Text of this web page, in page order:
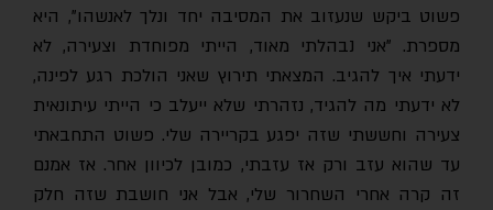
פשוט ביקש שנעזוב את המסיבה יחד ונלך לאנשהו", היא
מספרת. "אני נבהלתי מאוד, הייתי מפוחדת וצעירה, לא
ידעתי איך להגיב. המצאתי תירוץ שאני הולכת רגע לפינה,
לא ידעתי מה להגיד, נזהרתי שלא ייעלב כי הייתי עיתונאית
צעירה וחששתי שזה יפגע בקריירה שלי. פשוט התחבאתי
עד שהוא עזב ורק אז עזבתי, כמובן לכיוון אחר. אז אמנם
זה קרה אחרי השחרור שלי, אבל אני חושבת שזה חלק